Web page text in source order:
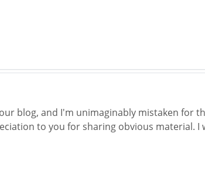
blog, and I'm unimaginably mistaken for
to you for sharing obvious material. I